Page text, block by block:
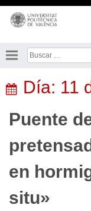
Saltar
contenido
Buscar:
Día: 11
Puente
en
situ»